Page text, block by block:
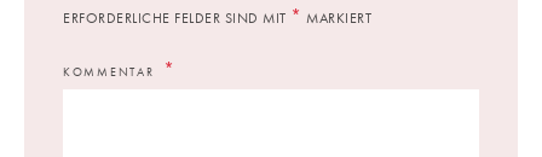
ERFORDERLICHE FELDER SIND MIT * MARKIERT
KOMMENTAR